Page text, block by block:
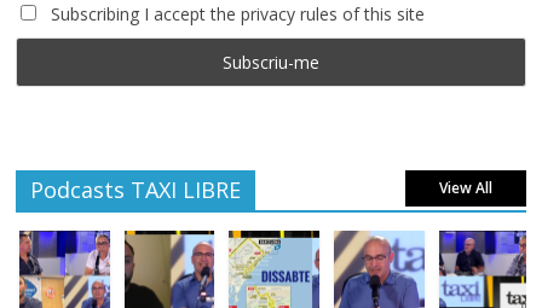
Subscribing I accept the privacy rules of this site
Podcasts TAXI LIBRE View All